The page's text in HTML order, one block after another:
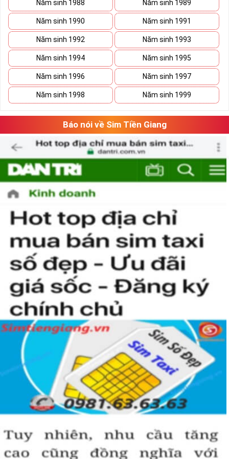
khách hàng.
Sim Năm Sinh Mobifone sẽ có các đầu số trên và
những năm sinh ở đuôi như: 076.5.01.1999,
0777.8.2.1998, 08988.4.1996, 0939.5.1.2014,
0907.31.03.82,...
Tham khảo ngay:Danh Sách Kho Sim Năm Sinh
MobiFone Giá Gốc
Sim Năm sinh VinaPhone:
Sim Năm Sinh Vinaphone- Vinaphone là nhà mạng lớn tại nước
ta có tên đầy đủ là Công ty Dịch vụ Viễn thông và đây là một
công ty thuộc Tập đoàn Bưu chính Viễn thông Việt Nam
(VNPT)
Với lĩnh vực chủ yếu thuộc về thông tin di động thông tin di
động, cung cấp các dịch vụ GSM, 3G, nhắn tin,... và nhiều lĩnh
vực khác, Vinaphone là tên thương mại được thành lập vào
ngày 26/6/1996.
Trong năm 2018 nhà mạng này chính thức trở thành nhà
mạng di động lớn thứ 2 Việt Nam với 21% thị trường chỉ sau
Viettel (60%) và đứng trên Mobifone với 18%.
Sau ngày 15/9/2018 thì nhà mạng này có tổng cộng có 7
đầu số gồm 091, 094, 088, 081, 082; 083, 084; 085 trong đó
đã bao gồm các đầu số được chuyển từ 11 số về 10 số.
Sim Năm Sinh của Vinaphone khá là hot trên thị trường vì các
đầu số của nhà mạng này khá đẹp. Bạn chắc chắn sẽ muốn sở
hữu một em sim nam sinh số đẹp của Vinaphone để dành
riêng cho mình đấy.
Sim Năm Sinh Vinaphone sẽ có các đầu số trên và
những năm sinh ở đuôi như: 0854.6.2.1999,
0889.78.1979, 0949.4.2.2001, 0886.20.08.99,
0886.22.01.98,...
Tham khảo ngay:
Danh Sách Kho Sim Năm Sinh
VinaPhone Giảm Giá
Năm sinh 1988 Năm sinh 1989
Năm sinh 1990 Năm sinh 1991
Năm sinh 1992 Năm sinh 1993
Năm sinh 1994 Năm sinh 1995
Năm sinh 1996 Năm sinh 1997
Năm sinh 1998 Năm sinh 1999
Báo nói về Sim Tiền Giang